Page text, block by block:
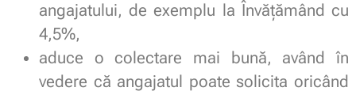
angajatului, de exemplu la Învățămând cu
4,5%,
aduce o colectare mai bună, având în
vedere că angajatul poate solicita oricând